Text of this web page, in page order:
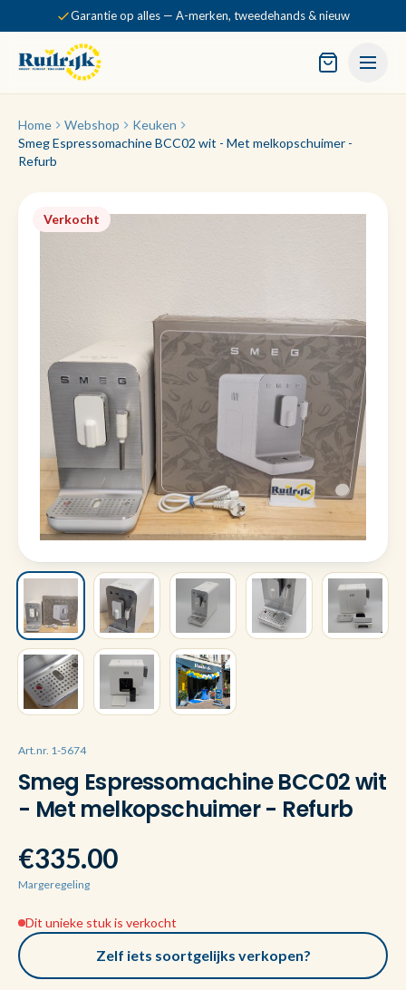
Garantie op alles — A-merken, tweedehands & nieuw
Home Webshop
Keuken
Smeg Espressomachine BCC02 wit - Met melkopschuimer -
Refurb
Verkocht
Art.nr. 1-5674
Smeg Espressomachine BCC02 wit
- Met melkopschuimer - Refurb
€335.00
Margeregeling
Dit unieke stuk is verkocht
Zelf iets soortgelijks verkopen?